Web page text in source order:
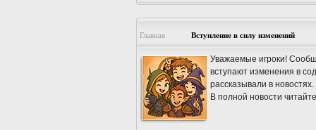
Главная Вступление в силу изменений
Уважаемые игроки!
вступают изменения в
рассказывали в новостях.
В полной новости